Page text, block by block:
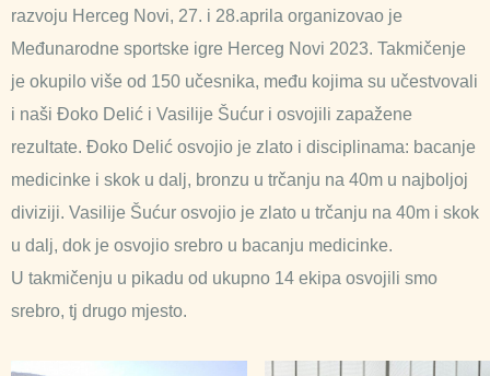
razvoju Herceg Novi, 27. i 28.aprila organizovao je
Međunarodne sportske igre Herceg Novi 2023. Takmičenje
je okupilo više od 150 učesnika, među kojima su učestvovali
i naši Đoko Delić i Vasilije Šućur i osvojili zapažene
rezultate. Đoko Delić osvojio je zlato i disciplinama: bacanje
medicinke i skok u dalj, bronzu u trčanju na 40m u najboljoj
diviziji. Vasilije Šućur osvojio je zlato u trčanju na 40m i skok
u dalj, dok je osvojio srebro u bacanju medicinke.
U takmičenju u pikadu od ukupno 14 ekipa osvojili smo
srebro, tj drugo mjesto.